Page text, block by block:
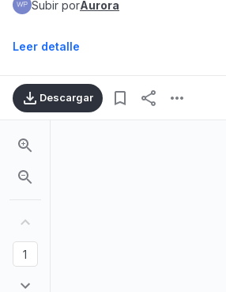
Subir porAurora
Leer detalle
Descargar